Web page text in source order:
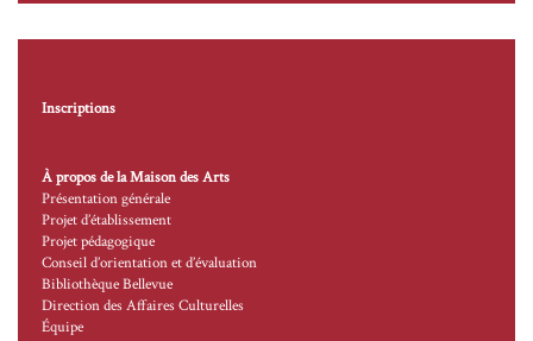
Inscriptions
À propos de la Maison des Arts
Présentation générale
Projet d’établissement
Projet pédagogique
Conseil d’orientation et d’évaluation
Bibliothèque Bellevue
Direction des Affaires Culturelles
Équipe